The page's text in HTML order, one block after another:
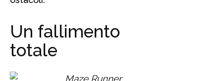
Un fallimento
totale